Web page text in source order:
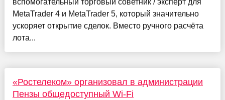
вспомогательный торговый советник / эксперт для
MetaTrader 4 и MetaTrader 5, который значительно
ускоряет открытие сделок. Вместо ручного расчёта
лота...
«Ростелеком» организовал в администрации
Пензы общедоступный Wi-Fi